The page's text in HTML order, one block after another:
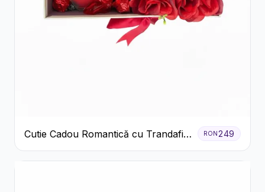
Cutie Cadou Romantică cu Trandafiri
Șampanie și Lumânare
RON 249